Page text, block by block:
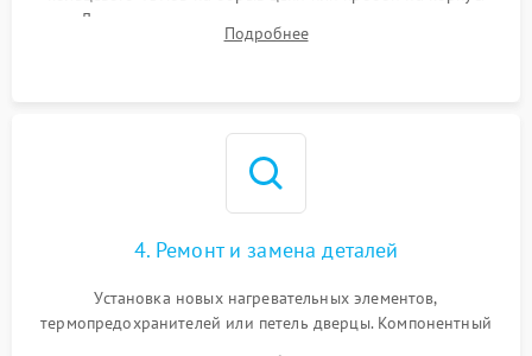
Диагностика термостата, датчиков температуры,
переключателя режимов и мотора конвекции.
Подробнее
4. Ремонт и замена деталей
Установка новых нагревательных элементов,
термопредохранителей или петель дверцы. Компонентный